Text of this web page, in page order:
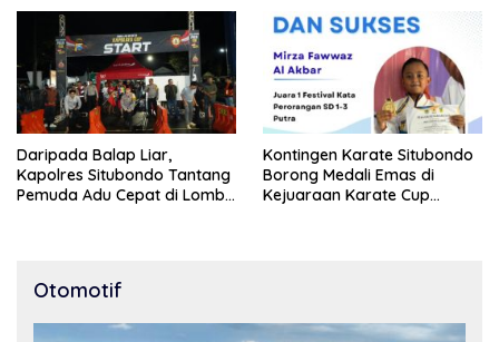
10 Tahun
Daripada Balap Liar,
Kapolres Situbondo Tantang
Pemuda Adu Cepat di Lomba
Kontingen Karate Situbondo
Borong Medali Emas di
Kejuaraan Karate Cup
Otomotif